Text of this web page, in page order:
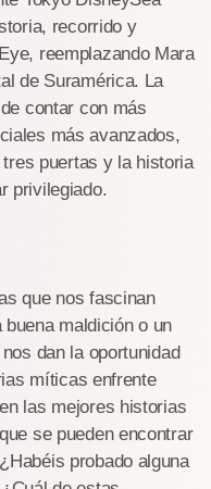
recorrido y
reemplazando Mara
de Suramérica. La
contar con más
más avanzados,
puertas y la historia
privilegiado.
que nos fascinan
maldición o un
dan la oportunidad
míticas enfrente
las mejores historias
se pueden encontrar
probado alguna